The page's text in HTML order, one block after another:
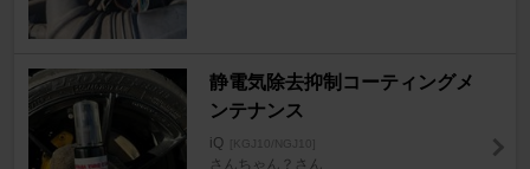
静電気除去抑制コーティングメ
ンテナンス
iQ [KGJ10/NGJ10]
さんちゃん？さん